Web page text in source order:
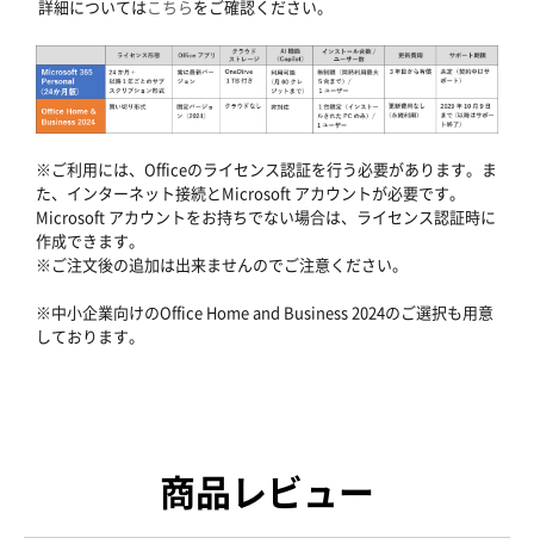
詳細についてはこちらをご確認ください。
※ご利用には、Officeのライセンス認証を行う必要があります。ま
た、インターネット接続とMicrosoft アカウントが必要です。
Microsoft アカウントをお持ちでない場合は、ライセンス認証時に
作成できます。
※ご注文後の追加は出来ませんのでご注意ください。
※中小企業向けのOffice Home and Business 2024のご選択も用意
しております。
商品レビュー